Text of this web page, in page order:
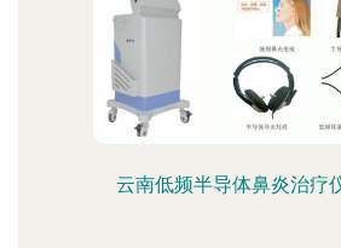
云南低频半导体鼻炎治疗